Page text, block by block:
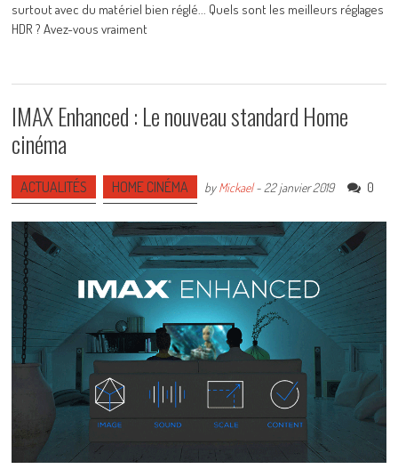
surtout avec du matériel bien réglé... Quels sont les meilleurs réglages
HDR ? Avez-vous vraiment
IMAX Enhanced : Le nouveau standard Home
cinéma
ACTUALITÉS HOME CINÉMA byMickael-22 janvier 2019 0